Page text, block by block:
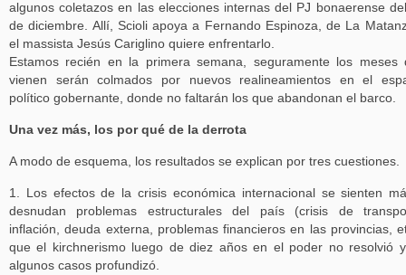
algunos coletazos en las elecciones internas del PJ bonaerense
de diciembre. Allí, Scioli apoya a Fernando Espinoza, de La
el massista Jesús Cariglino quiere enfrentarlo.
Estamos recién en la primera semana, seguramente los meses
vienen serán colmados por nuevos realineamientos en el
político gobernante, donde no faltarán los que abandonan el barco.
Una vez más, los por qué de la derrota
A modo de esquema, los resultados se explican por tres cuestiones.
1. Los efectos de la crisis económica internacional se sienten
desnudan problemas estructurales del país (crisis de
inflación, deuda externa, problemas financieros en las provincias,
que el kirchnerismo luego de diez años en el poder no resolvió
algunos casos profundizó.